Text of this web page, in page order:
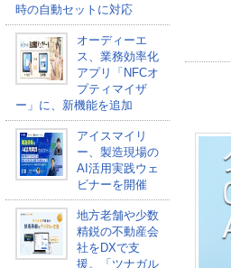
時の自動セットに対応
オーディーエ
ス、業務効率化
アプリ「NFCオ
プティマイザ
ー」に、新機能を追加
アイスマイリ
ー、製造現場の
AI活用実践ウェ
ビナーを開催
地方老舗や少数
精鋭の不動産会
社をDXで支
援。「ツナガル